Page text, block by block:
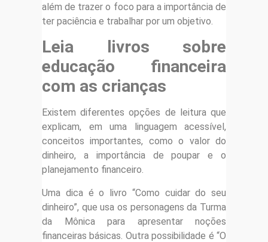
além de trazer o foco para a importância de
ter paciência e trabalhar por um objetivo.
Leia livros sobre
educação financeira
com as crianças
Existem diferentes opções de leitura que
explicam, em uma linguagem acessível,
conceitos importantes, como o valor do
dinheiro, a importância de poupar e o
planejamento financeiro.
Uma dica é o livro “Como cuidar do seu
dinheiro”, que usa os personagens da Turma
da Mônica para apresentar noções
financeiras básicas. Outra possibilidade é “O